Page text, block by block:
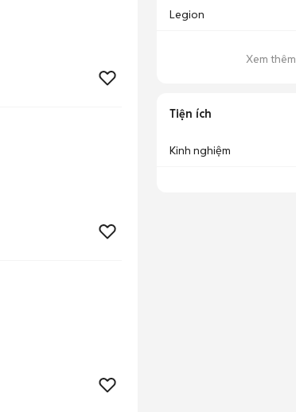
Legion
Xem thêm
Tiện ích
Kinh nghiệm